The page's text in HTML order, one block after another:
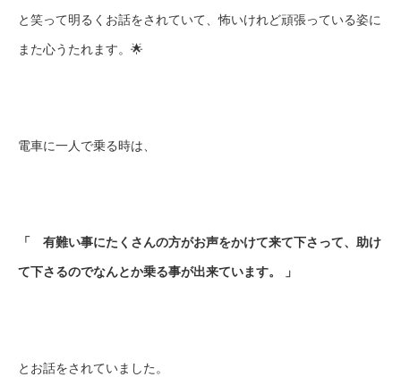
と笑って明るくお話をされていて、怖いけれど頑張っている姿に
また心うたれます。🌟
電車に一人で乗る時は、
「 有難い事にたくさんの方がお声をかけて来て下さって、助け
て下さるのでなんとか乗る事が出来ています。 」
とお話をされていました。